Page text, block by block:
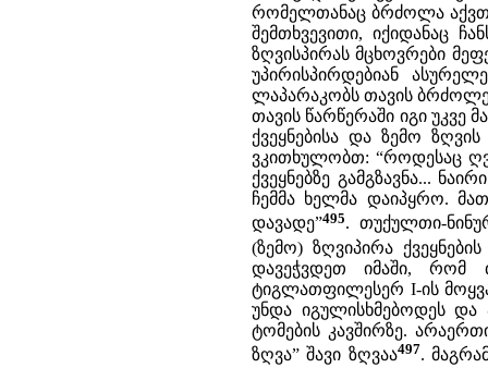
რომელთანაც ბრძოლა აქვთ
შემთხვევითი, იქიდანაც
ზღვისპირას მცხოვრები
უპირისპირდებიან
ლაპარაკობს თავის
თავის წარწერაში იგი უკვე
ქვეყნებისა და ზემო
ვკითხულობთ: “როდესაც
ქვეყნებზე გამგზავნა...
ჩემმა ხელმა დაიპყრო.
დავადე”495. თუქულთი-
(ზემო) ზღვიპირა
დავეჭვდეთ იმაში, რომ
ტიგლათფილესერ I-ის
უნდა იგულისხმებოდეს და
ტომების კავშირზე.
ზღვა” შავი ზღვაა497.